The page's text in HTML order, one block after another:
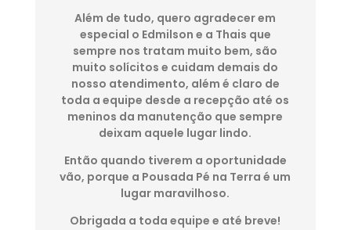
Além de tudo, quero agradecer em
especial o Edmilson e a Thais que
sempre nos tratam muito bem, são
muito solícitos e cuidam demais do
nosso atendimento, além é claro de
toda a equipe desde a recepção até os
meninos da manutenção que sempre
deixam aquele lugar lindo.
Então quando tiverem a oportunidade
vão, porque a Pousada Pé na Terra é um
lugar maravilhoso.
Obrigada a toda equipe e até breve!